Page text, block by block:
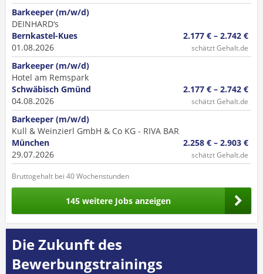
Barkeeper (m/w/d)
DEINHARD‘s
Bernkastel-Kues
01.08.2026
2.177 € – 2.742 €
schätzt Gehalt.de
Barkeeper (m/w/d)
Hotel am Remspark
Schwäbisch Gmünd
04.08.2026
2.177 € – 2.742 €
schätzt Gehalt.de
Barkeeper (m/w/d)
Kull & Weinzierl GmbH & Co KG - RIVA BAR
München
29.07.2026
2.258 € – 2.903 €
schätzt Gehalt.de
Bruttogehalt bei 40 Wochenstunden
145 weitere Jobs anzeigen
Die Zukunft des
Bewerbungstrainings